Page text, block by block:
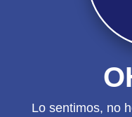
Lo sentimos, no